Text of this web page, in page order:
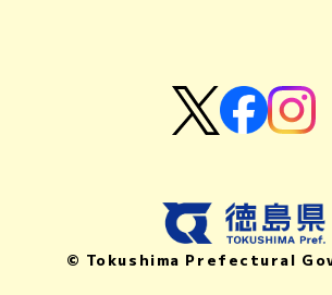
© Tokushima Prefectural